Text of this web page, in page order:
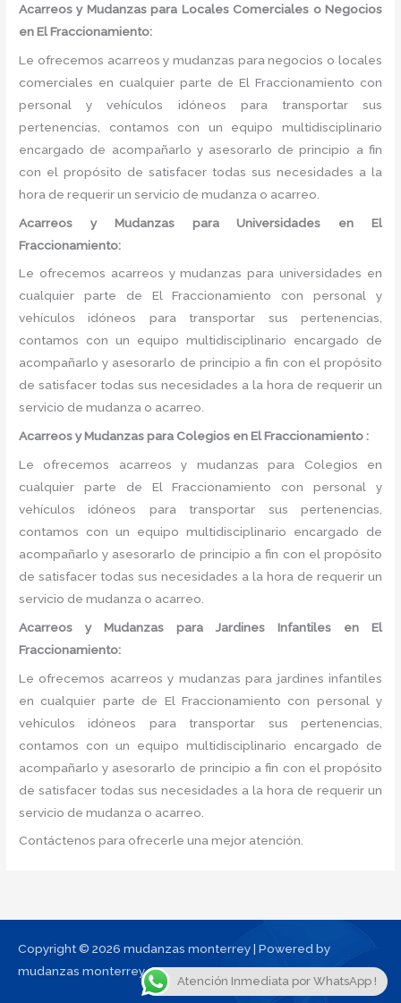
Acarreos y Mudanzas para Locales Comerciales o Negocios
en El Fraccionamiento:
Le ofrecemos acarreos y mudanzas para negocios o locales
comerciales en cualquier parte de El Fraccionamiento con
personal y vehículos idóneos para transportar sus
pertenencias, contamos con un equipo multidisciplinario
encargado de acompañarlo y asesorarlo de principio a fin
con el propósito de satisfacer todas sus necesidades a la
hora de requerir un servicio de mudanza o acarreo.
Acarreos y Mudanzas para Universidades en El
Fraccionamiento:
Le ofrecemos acarreos y mudanzas para universidades en
cualquier parte de El Fraccionamiento con personal y
vehículos idóneos para transportar sus pertenencias,
contamos con un equipo multidisciplinario encargado de
acompañarlo y asesorarlo de principio a fin con el propósito
de satisfacer todas sus necesidades a la hora de requerir un
servicio de mudanza o acarreo.
Acarreos y Mudanzas para Colegios en El Fraccionamiento :
Le ofrecemos acarreos y mudanzas para Colegios en
cualquier parte de El Fraccionamiento con personal y
vehículos idóneos para transportar sus pertenencias,
contamos con un equipo multidisciplinario encargado de
acompañarlo y asesorarlo de principio a fin con el propósito
de satisfacer todas sus necesidades a la hora de requerir un
servicio de mudanza o acarreo.
Acarreos y Mudanzas para Jardines Infantiles en El
Fraccionamiento:
Le ofrecemos acarreos y mudanzas para jardines infantiles
en cualquier parte de El Fraccionamiento con personal y
vehículos idóneos para transportar sus pertenencias,
contamos con un equipo multidisciplinario encargado de
acompañarlo y asesorarlo de principio a fin con el propósito
de satisfacer todas sus necesidades a la hora de requerir un
servicio de mudanza o acarreo.
Contáctenos para ofrecerle una mejor atención.
Copyright © 2026 mudanzas monterrey | Powered by
mudanzas monterrey
Atención Inmediata por WhatsApp !